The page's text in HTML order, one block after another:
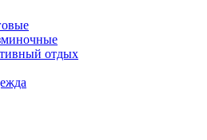
отдых